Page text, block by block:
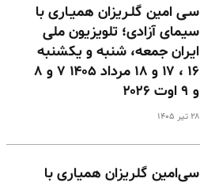
سـی امین گلـریزان همیـاری با
سیمای آزادی؛ تلویزیون ملی
ایران جمعه، شنبه و یکشنبه
۱۶ ، ۱۷ و ۱۸ مرداد ۱۴۰۵ ۷ و ۸
و ۹ اوت ۲۰۲۶
۲۸ تیر ۱۴۰۵
سی‌امین گلریزان همیاری با